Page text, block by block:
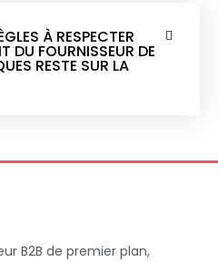
À RESPECTER
DU FOURNISSEUR DE
RESTE SUR LA
B2B de premier plan,